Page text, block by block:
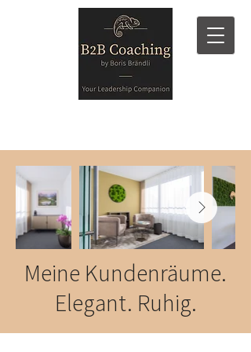
Meine Kundenräume.
Elegant. Ruhig.